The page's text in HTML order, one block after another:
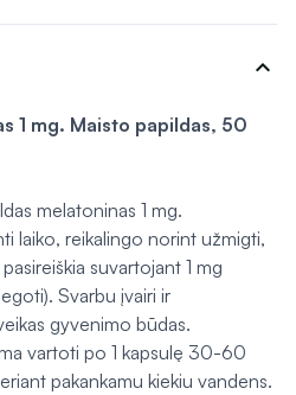
expand_more
1 mg. Maisto papildas, 50
melatoninas 1 mg.
laiko, reikalingo norint užmigti,
suvartojant 1 mg
Svarbu įvairi ir
gyvenimo būdas.
vartoti po 1 kapsulę 30-60
pakankamu kiekiu vandens.